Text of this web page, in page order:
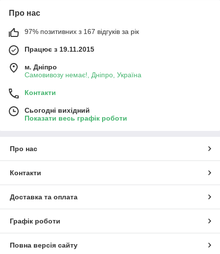
Про нас
97% позитивних з 167 відгуків за рік
Працює з 19.11.2015
м. Дніпро
Самовивозу немає!, Дніпро, Україна
Контакти
Сьогодні вихідний
Показати весь графік роботи
Про нас
Контакти
Доставка та оплата
Графік роботи
Повна версія сайту